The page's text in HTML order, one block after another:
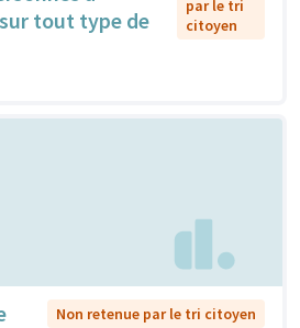
tout type de
par le tri
citoyen
Non retenue par le tri citoyen